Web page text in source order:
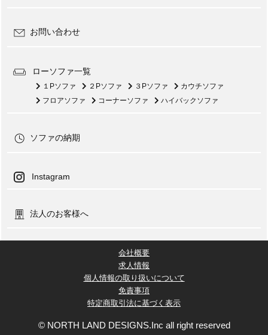
お問い合わせ
ローソファ一覧
１Pソファ ２Pソファ ３Pソファ
カウチソファ
フロアソファ
コーナーソファ ハイバックソファ
ソファの納期
Instagram
法人のお客様へ
会社概要
求人情報
個人情報の取り扱いについて
免責事項
特定商取引法に基づく表示
© NORTH LAND DESIGNS.Inc all right reserved